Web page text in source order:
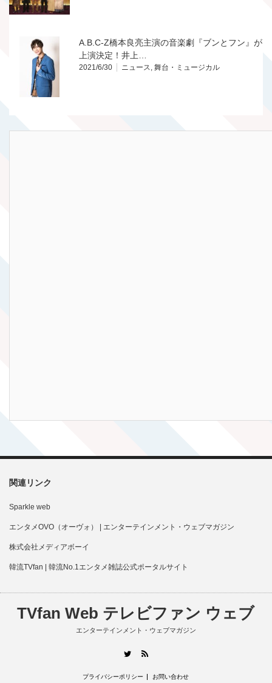
A.B.C-Z橋本良亮主演の音楽劇『ブンとフン』が
上演決定！井上…
2021/6/30 ニュース, 舞台・ミュージカル
関連リンク
Sparkle web
エンタメOVO（オーヴォ） | エンターテインメント・ウェブマガジン
株式会社メディアボーイ
韓流TVfan | 韓流No.1エンタメ雑誌公式ポータルサイト
TVfan Web テレビファン ウェブ
エンターテインメント・ウェブマガジン
Twitter
プライバシーポリシー お問い合わせ